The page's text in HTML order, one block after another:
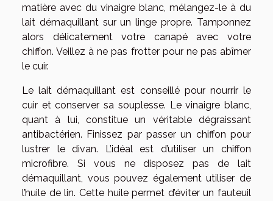
matière avec du vinaigre blanc, mélangez-le à du
lait démaquillant sur un linge propre. Tamponnez
alors délicatement votre canapé avec votre
chiffon. Veillez à ne pas frotter pour ne pas abîmer
le cuir.
Le lait démaquillant est conseillé pour nourrir le
cuir et conserver sa souplesse. Le vinaigre blanc,
quant à lui, constitue un véritable dégraissant
antibactérien. Finissez par passer un chiffon pour
lustrer le divan. L’idéal est d’utiliser un chiffon
microfibre. Si vous ne disposez pas de lait
démaquillant, vous pouvez également utiliser de
l’huile de lin. Cette huile permet d’éviter un fauteuil